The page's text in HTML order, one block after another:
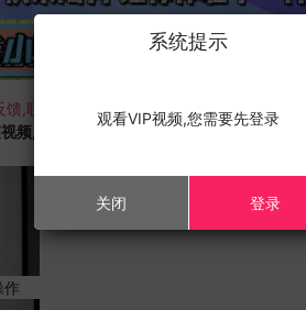
,联系我们;
频,且您的设备为苹果手机,请进行以下修改;
作
系统提示
观看VIP视频,您需要先登录
关闭 登录